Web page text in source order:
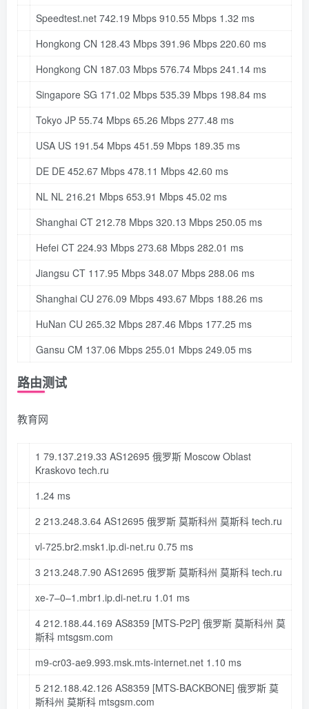
Speedtest.net 742.19 Mbps 910.55 Mbps 1.32 ms
Hongkong CN 128.43 Mbps 391.96 Mbps 220.60 ms
Hongkong CN 187.03 Mbps 576.74 Mbps 241.14 ms
Singapore SG 171.02 Mbps 535.39 Mbps 198.84 ms
Tokyo JP 55.74 Mbps 65.26 Mbps 277.48 ms
USA US 191.54 Mbps 451.59 Mbps 189.35 ms
DE DE 452.67 Mbps 478.11 Mbps 42.60 ms
NL NL 216.21 Mbps 653.91 Mbps 45.02 ms
Shanghai CT 212.78 Mbps 320.13 Mbps 250.05 ms
Hefei CT 224.93 Mbps 273.68 Mbps 282.01 ms
Jiangsu CT 117.95 Mbps 348.07 Mbps 288.06 ms
Shanghai CU 276.09 Mbps 493.67 Mbps 188.26 ms
HuNan CU 265.32 Mbps 287.46 Mbps 177.25 ms
Gansu CM 137.06 Mbps 255.01 Mbps 249.05 ms
路由测试
教育网
1 79.137.219.33 AS12695 俄罗斯 Moscow Oblast
Kraskovo tech.ru
1.24 ms
2 213.248.3.64 AS12695 俄罗斯 莫斯科州 莫斯科 tech.ru
vl-725.br2.msk1 .ip.di-net.ru 0.75 ms
3 213.248.7.90 AS12695 俄罗斯 莫斯科州 莫斯科 tech.ru
xe-7–0–1 .mbr1 .ip.di-net.ru 1.01 ms
4 212.188.44.169 AS8359 [MTS-P2P] 俄罗斯 莫斯科州 莫
斯科 mtsgsm.com
m9-cr03-ae9.993.msk.mts-internet.net 1.10 ms
5 212.188.42.126 AS8359 [MTS-BACKBONE] 俄罗斯 莫
斯科州 莫斯科 mtsgsm.com